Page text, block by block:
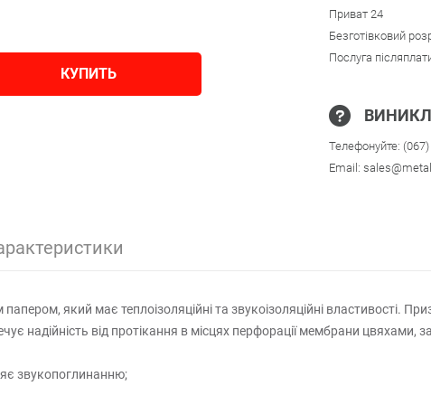
КУПИТЬ
Приват 24
Безготівковий
Послуга
Телефонуйте:
Email:
який має теплоізоляційні та звукоізоляційні властивості.
надійність від протікання в місцях перфорації мембрани цвяхами,
звукопоглинанню;